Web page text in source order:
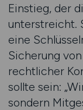
Einstieg, der
unterstreicht.
eine
Sicherung
rechtlicher
sollte sein:
sondern